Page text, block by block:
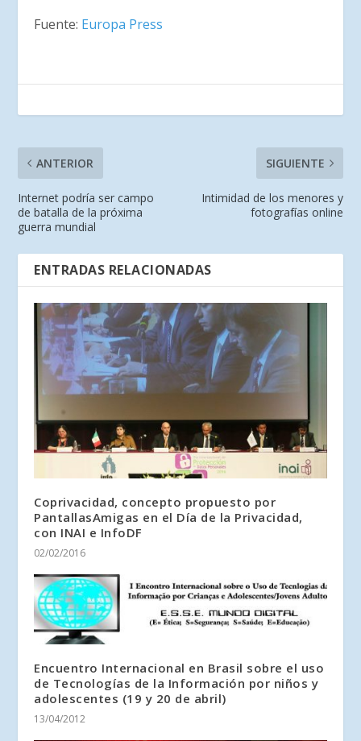
Fuente: Europa Press
ANTERIOR
Internet podría ser campo
de batalla de la próxima
guerra mundial
SIGUIENTE
Intimidad de los menores y
fotografías online
ENTRADAS RELACIONADAS
Coprivacidad, concepto propuesto por
PantallasAmigas en el Día de la Privacidad,
con INAI e InfoDF
02/02/2016
Encuentro Internacional en Brasil sobre el uso
de Tecnologías de la Información por niños y
adolescentes (19 y 20 de abril)
13/04/2012